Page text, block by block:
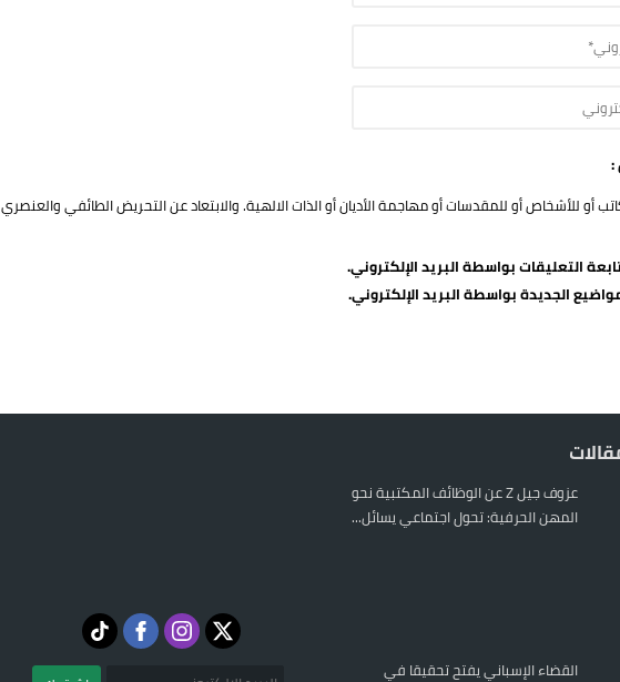
:
أو للأشخاص أو للمقدسات أو مهاجمة الأديان أو الذات الالهية. والابتعاد عن التحريض الطائفي والعنصري
التعليقات بواسطة البريد الإلكتروني.
الجديدة بواسطة البريد الإلكتروني.
عزوف جيل Z عن الوظائف المكتبية نحو
المهن الحرفية: تحول اجتماعي يسائل...
القضاء الإسباني يفتح تحقيقا في